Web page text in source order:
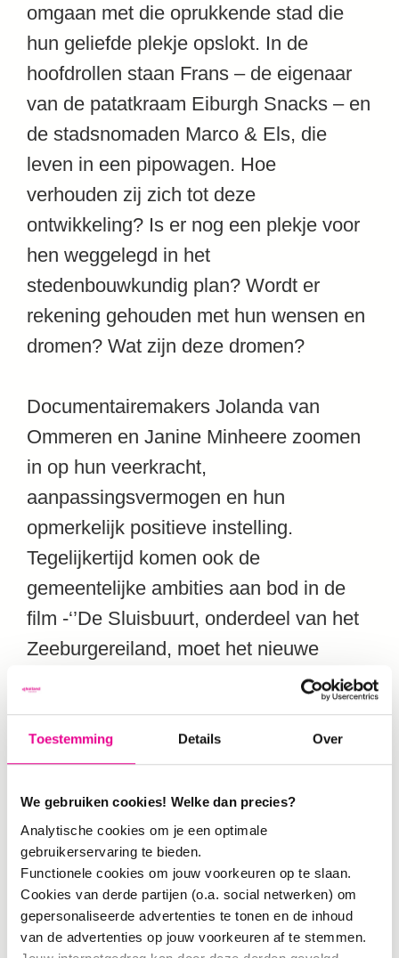
Toestemming Details Over
We gebruiken cookies! Welke dan precies?
Analytische cookies om je een optimale
gebruikerservaring te bieden.
Functionele cookies om jouw voorkeuren op te slaan.
Cookies van derde partijen (o.a. social netwerken) om
gepersonaliseerde advertenties te tonen en de inhoud
van de advertenties op jouw voorkeuren af te stemmen.
omgaan met die oprukkende stad die
hun geliefde plekje opslokt. In de
hoofdrollen staan Frans – de eigenaar
van de patatkraam Eiburgh Snacks – en
de stadsnomaden Marco & Els, die
leven in een pipowagen. Hoe
verhouden zij zich tot deze
ontwikkeling? Is er nog een plekje voor
hen weggelegd in het
stedenbouwkundig plan? Wordt er
rekening gehouden met hun wensen en
dromen? Wat zijn deze dromen?
Documentairemakers Jolanda van
Ommeren en Janine Minheere zoomen
in op hun veerkracht,
aanpassingsvermogen en hun
opmerkelijk positieve instelling.
Tegelijkertijd komen ook de
gemeentelijke ambities aan bod in de
film -‘’De Sluisbuurt, onderdeel van het
Zeeburgereiland, moet het nieuwe
Vancouver aan het IJ worden” – en de
blijdschap van de nieuwkomers die niet
kunnen wachten hun huis in te richten
en er een thuis van te maken.
Datum: Vrijdag 7 maart 2025
Tijdstip: 18:30 – 20:00 uur, inloop 18 uur
Locatie: Kokomo
Adres: Zuiderzeeweg 11 A Amsterdam
Deelname is gratis, maar de plekken